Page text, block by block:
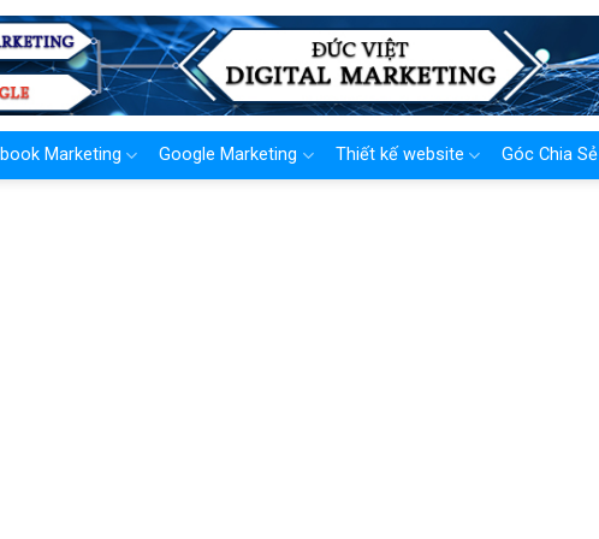
Marketing Google Marketing Thiết kế website Góc Chia Sẻ